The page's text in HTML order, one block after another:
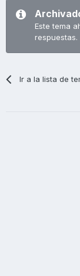
Este tema
respuestas.
Ir a la lista de